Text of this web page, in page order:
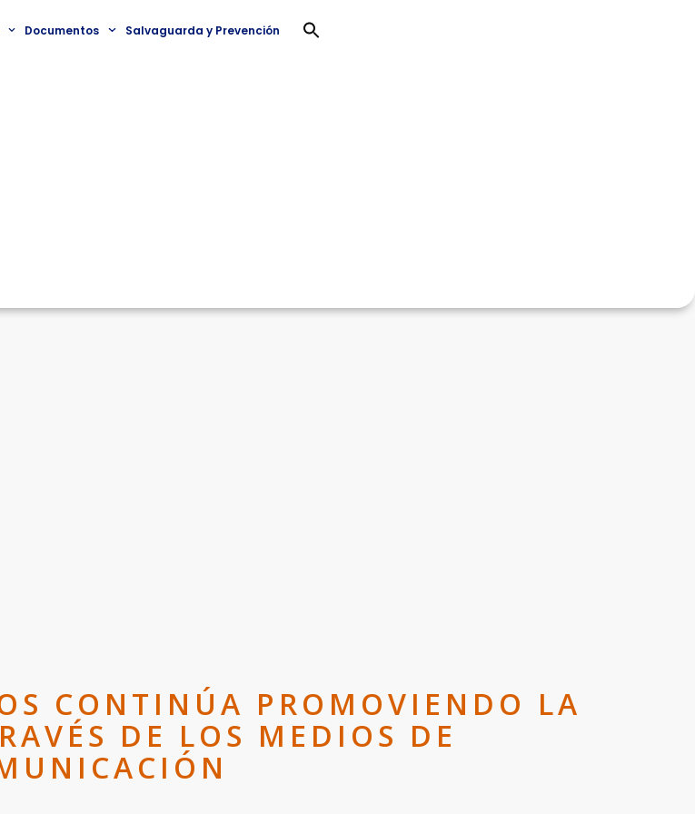
Documentos Salvaguarda y Prevención
CONTINÚA PROMOVIENDO LA
DE LOS MEDIOS DE